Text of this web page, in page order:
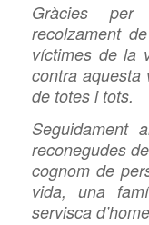
Gràcies
recolzament
víctimes de la
contra aquesta
de totes i tots.
Seguidament
reconegudes
cognom de
vida, una
servisca